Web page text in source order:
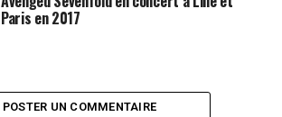
Paris en 2017
POSTER UN COMMENTAIRE